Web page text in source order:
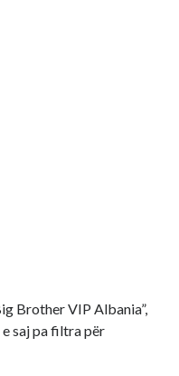
Brother VIP Albania”,
e saj pa filtra për